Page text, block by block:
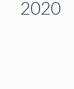
2020